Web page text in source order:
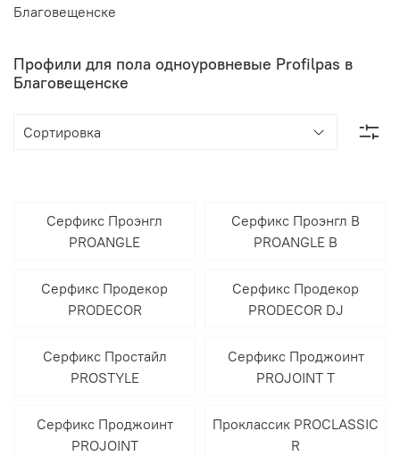
Благовещенске
Профили для пола одноуровневые Profilpas в
Благовещенске
Серфикс Проэнгл
PROANGLE
Серфикс Проэнгл В
PROANGLE B
Серфикс Продекор
PRODECOR
Серфикс Продекор
PRODECOR DJ
Серфикс Простайл
PROSTYLE
Серфикс Проджоинт
PROJOINT T
Серфикс Проджоинт
PROJOINT
Проклассик PROCLASSIC
R